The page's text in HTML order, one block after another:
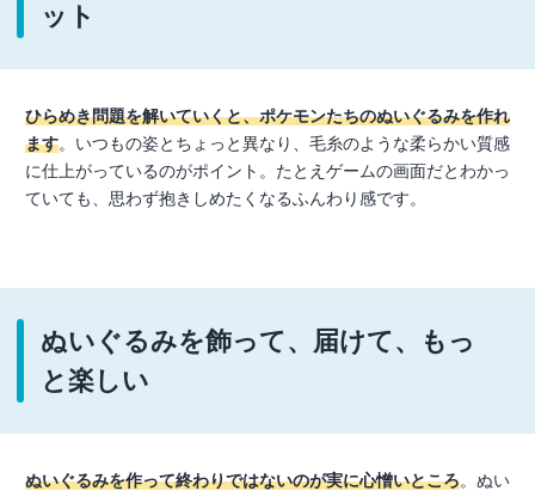
ット
ひらめき問題を解いていくと、ポケモンたちのぬいぐるみを作れ
ます。いつもの姿とちょっと異なり、毛糸のような柔らかい質感
に仕上がっているのがポイント。たとえゲームの画面だとわかっ
ていても、思わず抱きしめたくなるふんわり感です。
ぬいぐるみを飾って、届けて、もっ
と楽しい
ぬいぐるみを作って終わりではないのが実に心憎いところ。ぬい